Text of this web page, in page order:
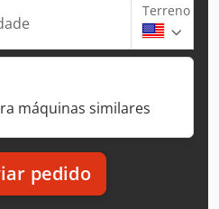
Terreno
máquinas similares
pedido